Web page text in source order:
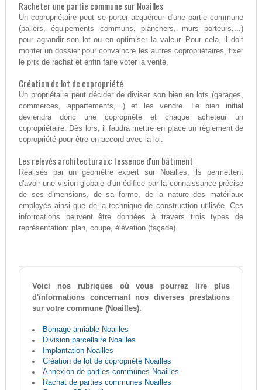
Racheter une partie commune sur Noailles
Un copropriétaire peut se porter acquéreur d'une partie commune
(paliers, équipements communs, planchers, murs porteurs,...)
pour agrandir son lot ou en optimiser la valeur. Pour cela, il doit
monter un dossier pour convaincre les autres copropriétaires, fixer
le prix de rachat et enfin faire voter la vente.
Création de lot de copropriété
Un propriétaire peut décider de diviser son bien en lots (garages,
commerces, appartements,...) et les vendre. Le bien initial
deviendra donc une copropriété et chaque acheteur un
copropriétaire. Dès lors, il faudra mettre en place un règlement de
copropriété pour être en accord avec la loi.
Les relevés architecturaux: l'essence d'un bâtiment
Réalisés par un géomètre expert sur Noailles, ils permettent
d'avoir une vision globale d'un édifice par la connaissance précise
de ses dimensions, de sa forme, de la nature des matériaux
employés ainsi que de la technique de construction utilisée. Ces
informations peuvent être données à travers trois types de
représentation: plan, coupe, élévation (façade).
Voici nos rubriques où vous pourrez lire plus
d'informations concernant nos diverses prestations
sur votre commune (Noailles).
Bornage amiable Noailles
Division parcellaire Noailles
Implantation Noailles
Création de lot de copropriété Noailles
Annexion de parties communes Noailles
Rachat de parties communes Noailles